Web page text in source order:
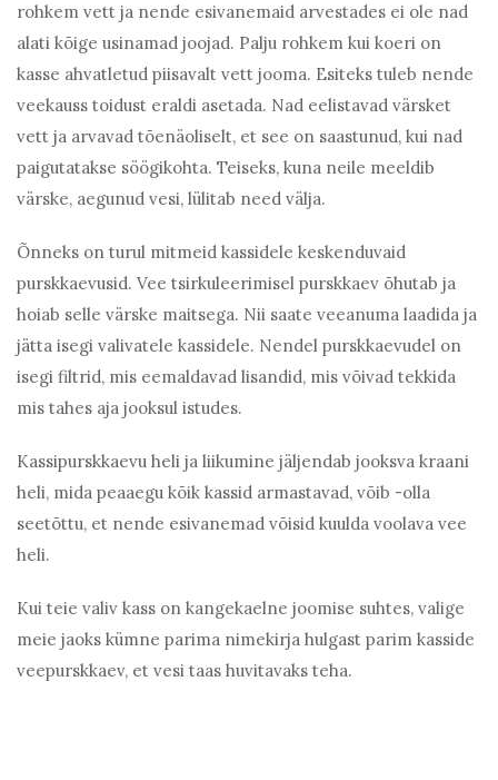
rohkem vett ja nende esivanemaid arvestades ei ole nad
alati kõige usinamad joojad. Palju rohkem kui koeri on
kasse ahvatletud piisavalt vett jooma. Esiteks tuleb nende
veekauss toidust eraldi asetada. Nad eelistavad värsket
vett ja arvavad tõenäoliselt, et see on saastunud, kui nad
paigutatakse söögikohta. Teiseks, kuna neile meeldib
värske, aegunud vesi, lülitab need välja.
Õnneks on turul mitmeid kassidele keskenduvaid
purskkaevusid. Vee tsirkuleerimisel purskkaev õhutab ja
hoiab selle värske maitsega. Nii saate veeanuma laadida ja
jätta isegi valivatele kassidele. Nendel purskkaevudel on
isegi filtrid, mis eemaldavad lisandid, mis võivad tekkida
mis tahes aja jooksul istudes.
Kassipurskkaevu heli ja liikumine jäljendab jooksva kraani
heli, mida peaaegu kõik kassid armastavad, võib -olla
seetõttu, et nende esivanemad võisid kuulda voolava vee
heli.
Kui teie valiv kass on kangekaelne joomise suhtes, valige
meie jaoks kümne parima nimekirja hulgast parim kasside
veepurskkaev, et vesi taas huvitavaks teha.